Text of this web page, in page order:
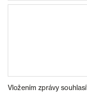
Vložením zprávy